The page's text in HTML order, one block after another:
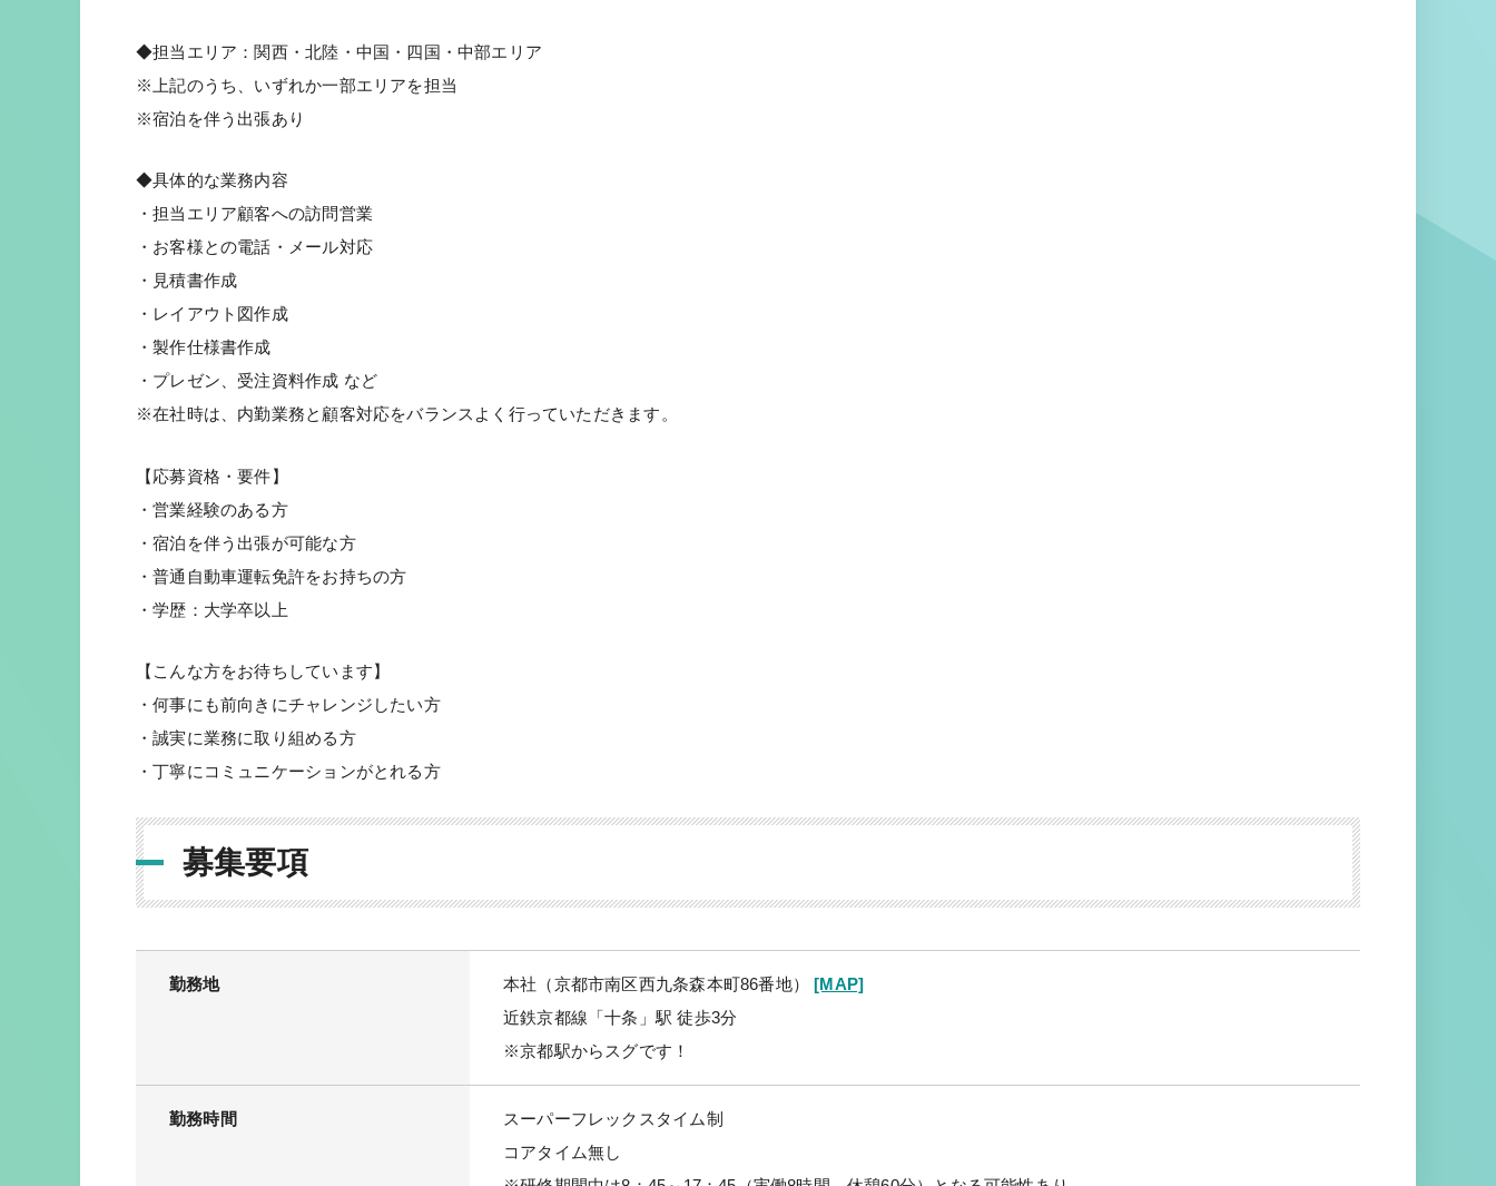
◆担当エリア：関西・北陸・中国・四国・中部エリア
※上記のうち、いずれか一部エリアを担当
※宿泊を伴う出張あり
◆具体的な業務内容
・担当エリア顧客への訪問営業
・お客様との電話・メール対応
・見積書作成
・レイアウト図作成
・製作仕様書作成
・プレゼン、受注資料作成 など
※在社時は、内勤業務と顧客対応をバランスよく行っていただきます。
【応募資格・要件】
・営業経験のある方
・宿泊を伴う出張が可能な方
・普通自動車運転免許をお持ちの方
・学歴：大学卒以上
【こんな方をお待ちしています】
・何事にも前向きにチャレンジしたい方
・誠実に業務に取り組める方
・丁寧にコミュニケーションがとれる方
募集要項
勤務地 本社（京都市南区西九条森本町86番地）[MAP]
近鉄京都線「十条」駅 徒歩3分
※京都駅からスグです！
勤務時間
スーパーフレックスタイム制
コアタイム無し